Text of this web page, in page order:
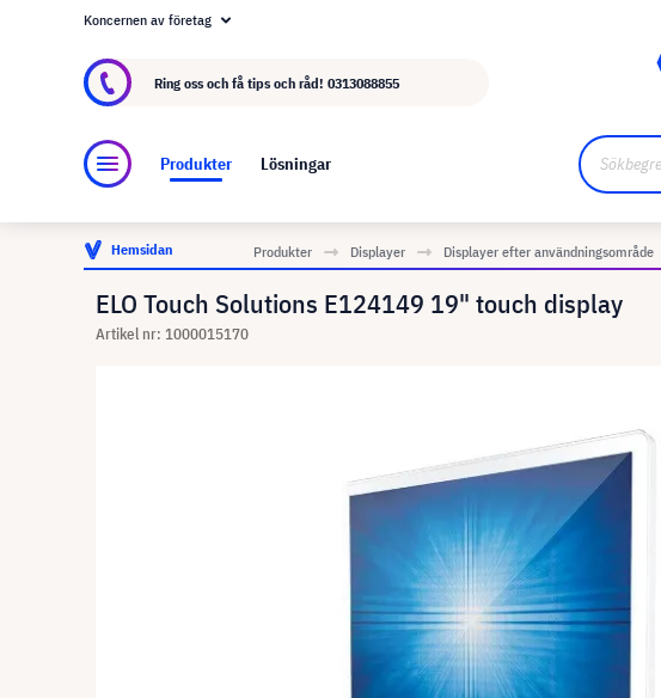
Om visunext.se
Koncernen av företag
Ring oss och få tips och råd! 0313088855
Produkter Lösningar
Hemsidan Produkter Displayer Displayer efter användningsområde
ELO Touch Solutions E124149 19" touch display
Artikel nr: 1000015170